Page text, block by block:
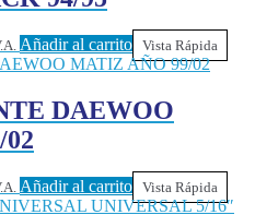
Añadir al carrito Vista Rápida
DAEWOO
Añadir al carrito Vista Rápida